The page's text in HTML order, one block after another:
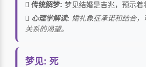
传统解梦: 梦见结婚是吉兆，预示着
心理学解读: 婚礼象征承诺和结合
关系的渴望。
梦见: 死